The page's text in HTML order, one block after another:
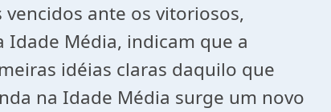
ante os vitoriosos,
Média, indicam que a
idéias claras daquilo que
na Idade Média surge um novo